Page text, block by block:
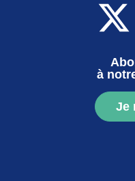
à
Je